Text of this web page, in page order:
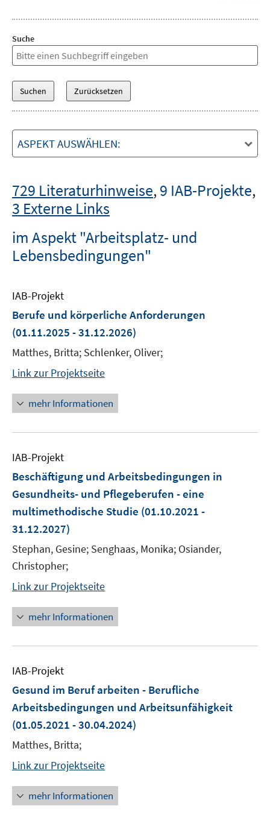
Suche
ASPEKT AUSWÄHLEN:
729 Literaturhinweise,9 IAB-Projekte,
3 Externe Links
im Aspekt "Arbeitsplatz- und
Lebensbedingungen"
IAB-Projekt
Berufe und körperliche Anforderungen
(01.11.2025 - 31.12.2026)
Matthes, Britta; Schlenker, Oliver;
Link zur Projektseite
mehr Informationen
IAB-Projekt
Beschäftigung und Arbeitsbedingungen in
Gesundheits- und Pflegeberufen - eine
multimethodische Studie (01.10.2021 -
31.12.2027)
Stephan, Gesine; Senghaas, Monika; Osiander,
Christopher;
Link zur Projektseite
mehr Informationen
IAB-Projekt
Gesund im Beruf arbeiten - Berufliche
Arbeitsbedingungen und Arbeitsunfähigkeit
(01.05.2021 - 30.04.2024)
Matthes, Britta;
Link zur Projektseite
mehr Informationen